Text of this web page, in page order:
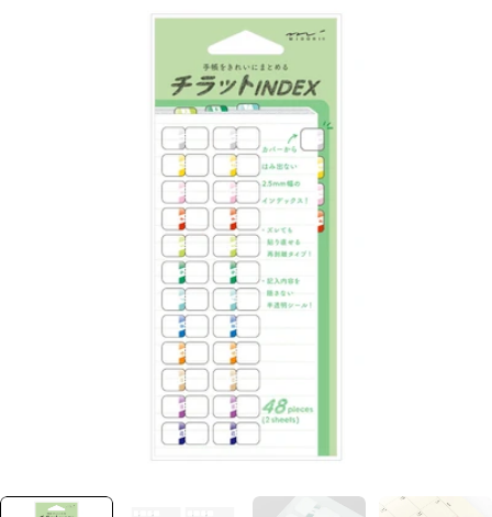
le média 0 en mode modal